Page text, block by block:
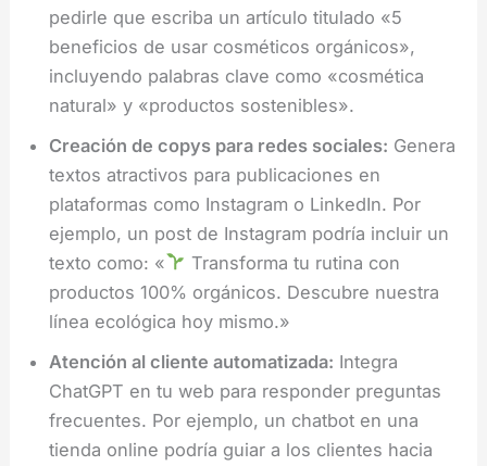
pedirle que escriba un artículo titulado «5
beneficios de usar cosméticos orgánicos»,
incluyendo palabras clave como «cosmética
natural» y «productos sostenibles».
Creación de copys para redes sociales: Genera
textos atractivos para publicaciones en
plataformas como Instagram o LinkedIn. Por
ejemplo, un post de Instagram podría incluir un
texto como: «
Transforma tu rutina con
productos 100% orgánicos. Descubre nuestra
línea ecológica hoy mismo.»
Atención al cliente automatizada: Integra
ChatGPT en tu web para responder preguntas
frecuentes. Por ejemplo, un chatbot en una
tienda online podría guiar a los clientes hacia